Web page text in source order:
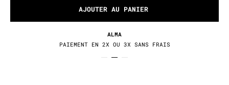
AJOUTER AU PANIER
RETOURS / ÉCHANGES
30 JOURS POUR CHANGER D'AVIS